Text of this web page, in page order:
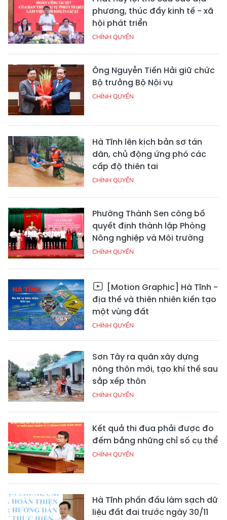
phương, thúc đẩy kinh tế - xã
hội phát triển
CHÍNH QUYỀN
Ông Nguyễn Tiến Hải giữ chức
Bộ trưởng Bộ Nội vụ
CHÍNH QUYỀN
Hà Tĩnh lên kịch bản sơ tán
dân, chủ động ứng phó các
cấp độ thiên tai
CHÍNH QUYỀN
Phường Thành Sen công bố
quyết định thành lập Phòng
Nông nghiệp và Môi trường
CHÍNH QUYỀN
[Motion Graphic] Hà Tĩnh -
địa thế và thiên nhiên kiến tạo
một vùng đất
CHÍNH QUYỀN
Sơn Tây ra quân xây dựng
nông thôn mới, tạo khí thế sau
sắp xếp thôn
CHÍNH QUYỀN
Kết quả thi đua phải được đo
đếm bằng những chỉ số cụ thể
CHÍNH QUYỀN
Hà Tĩnh phấn đấu làm sạch dữ
liệu đất đai trước ngày 30/11